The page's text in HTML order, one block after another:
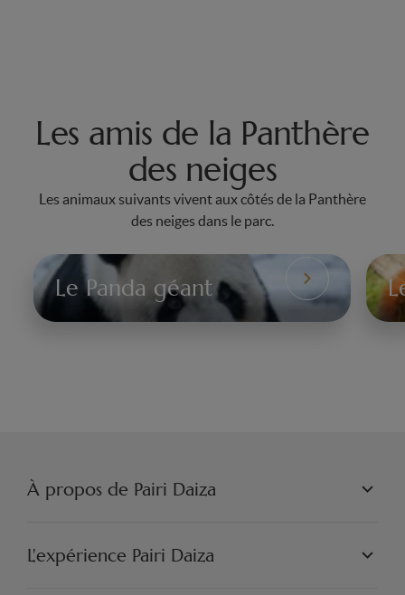
Les amis de la Panthère
des neiges
Les animaux suivants vivent aux côtés de la Panthère
des neiges dans le parc.
Le
Le Panda géant
Le
À propos de Pairi Daiza
PHILOSOPHIE
JOBS
L'expérience Pairi Daiza